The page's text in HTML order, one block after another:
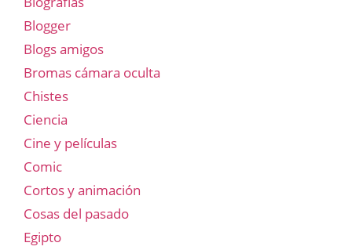
Blogger
Blogs amigos
Bromas cámara oculta
Chistes
Ciencia
Cine y películas
Comic
Cortos y animación
Cosas del pasado
Egipto